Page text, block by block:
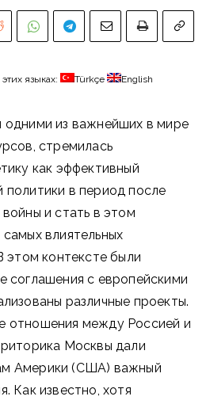
языках: Türkçe English
из важнейших в мире
стремилась
как эффективный
в период после
и стать в этом
влиятельных
этом контексте были
соглашения с европейскими
различные проекты.
отношения между Россией и
Москвы дали
Америки (США) важный
Как известно, хотя